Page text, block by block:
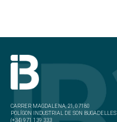
CARRER MAGDALENA, 21, 07180
POLÍGON INDUSTRIAL DE SON BUGADELLES
(+34) 971 139 333